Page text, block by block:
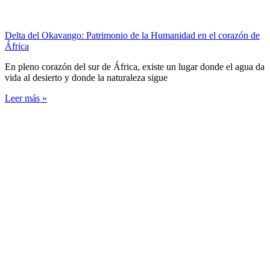
Delta del Okavango: Patrimonio de la Humanidad en el corazón de
África
En pleno corazón del sur de África, existe un lugar donde el agua da
vida al desierto y donde la naturaleza sigue
Leer más »